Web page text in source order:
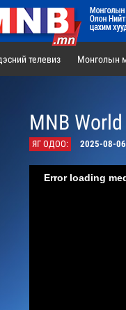
телевиз Монголын
MNB
ЯГ ОДОО: 2025-08-
Error loading